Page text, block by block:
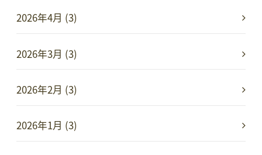
2026年4月 (3)
2026年3月 (3)
2026年2月 (3)
2026年1月 (3)